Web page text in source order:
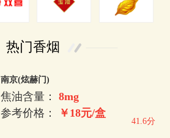
热门香烟
南京(炫赫门)
焦油含量：8mg
参考价格：
￥18元/盒
41.6分